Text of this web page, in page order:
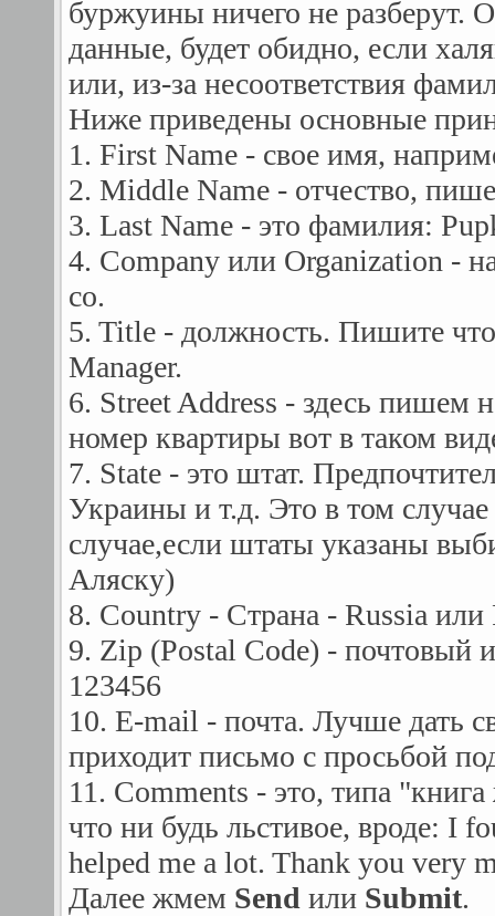
буржуины ничего не разберут.
данные, будет обидно, если
или, из-за несоответствия
Ниже приведены основные
1. First Name - свое имя,
2. Middle Name - отчество,
3. Last Name - это фамилия:
4. Company или Organization -
co.
5. Title - должность. Пишите
Manager.
6. Street Address - здесь пишем
номер квартиры вот в таком
7. State - это штат.
Украины и т.д. Это в том
случае,если штаты указаны
Аляску)
8. Country - Страна - Russia
9. Zip (Postal Code) - почтовый
123456
10. E-mail - почта. Лучше дать
приходит письмо с просьбой
11. Comments - это, типа
что ни будь льстивое, вроде: I
helped me a lot. Thank you very
Далее жмем Send или Submit.